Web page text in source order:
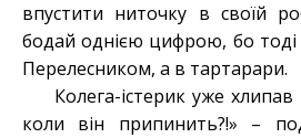
впустити ниточку в своїй
бодай однією цифрою, бо тоді
Перелесником, а в тартарари.
Колега-істерик уже
коли він припинить?!» –